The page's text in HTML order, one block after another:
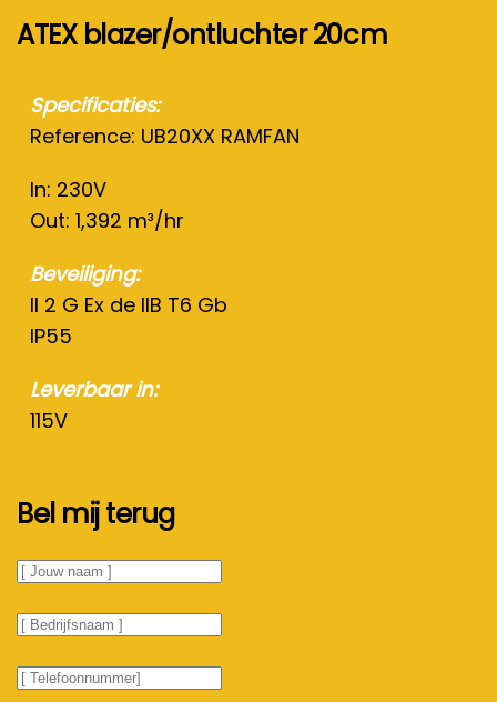
ATEX blazer/ontluchter 20cm
Specificaties:
Reference: UB20XX RAMFAN
In: 230V
Out: 1,392 m³/hr
Beveiliging:
II 2 G Ex de IIB T6 Gb
IP55
Leverbaar in:
115V
Bel mij terug